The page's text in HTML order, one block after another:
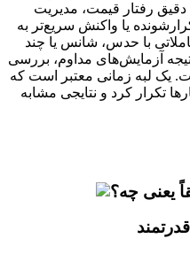
دقیق رفتار قیمت، مدیریت
یا واکنش سریع‌تر به
با حدس، شانس یا چند
آزمایش‌های مداوم، بررسی
یک لبه زمانی معتبر است که
تکرار کرد و نتایجی مشابه